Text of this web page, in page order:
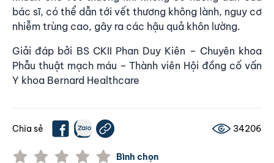
bác sĩ, có thể dẫn tới vết thương không lành, nguy cơ
nhiễm trùng cao, gây ra các hậu quả khôn lường.
Giải đáp bởi BS CKII Phan Duy Kiên – Chuyên khoa
Phẫu thuật mạch máu – Thành viên Hội đồng cố vấn
Y khoa Bernard Healthcare
Chia sẻ 34206
Bình chọn